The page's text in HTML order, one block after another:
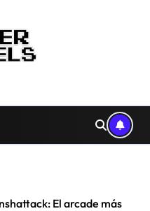
El arcade más